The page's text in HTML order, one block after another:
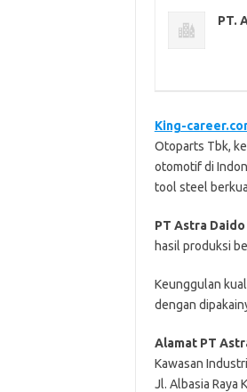
PT.
King-
Otoparts Tbk,
otomotif di
tool steel
PT Astra
hasil produksi
Keunggulan
dengan
Alamat PT
Kawasan
Jl. Albasia Raya